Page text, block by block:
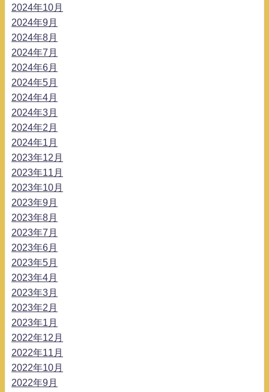
2024年10月
2024年9月
2024年8月
2024年7月
2024年6月
2024年5月
2024年4月
2024年3月
2024年2月
2024年1月
2023年12月
2023年11月
2023年10月
2023年9月
2023年8月
2023年7月
2023年6月
2023年5月
2023年4月
2023年3月
2023年2月
2023年1月
2022年12月
2022年11月
2022年10月
2022年9月